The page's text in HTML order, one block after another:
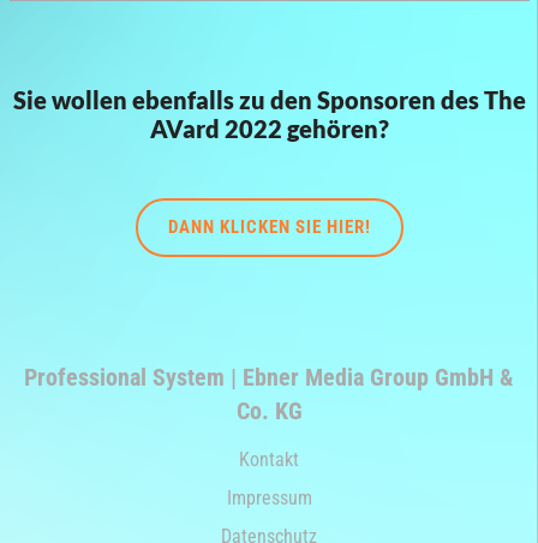
Sie wollen ebenfalls zu den Sponsoren des The
AVard 2022 gehören?
DANN KLICKEN SIE HIER!
Professional System | Ebner Media Group GmbH &
Co. KG
Kontakt
Impressum
Datenschutz